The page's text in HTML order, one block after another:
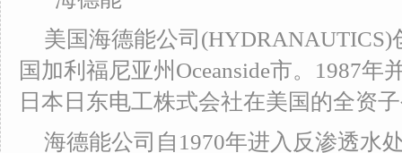
美国海德能公司(HYDRANAUTICS)
国加利福尼亚州Oceanside市。1987年
日本日东电工株式会社在美国的全资
海德能公司自1970年进入反渗透水